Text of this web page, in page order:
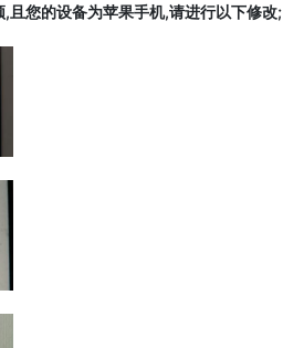
且您的设备为苹果手机,请进行以下修改;